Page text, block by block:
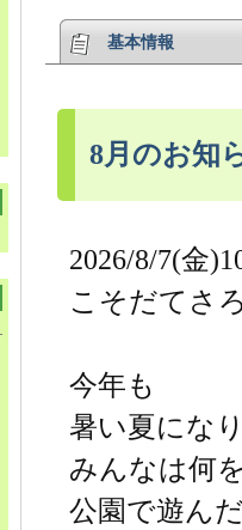
基本情報
8月のお知
2026/8/7(金
こそだてさ
今年も
暑い夏にな
みんなは何
公園で遊ん